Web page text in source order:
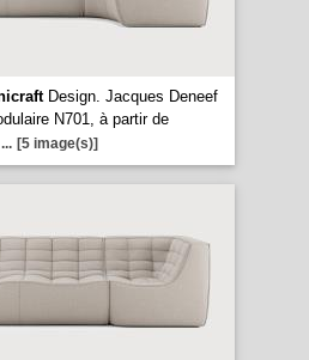
Design. Jacques Deneef
N701, à partir de
... [5 image(s)]